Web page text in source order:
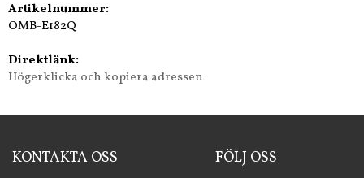
Artikelnummer:
OMB-E182Q
Direktlänk:
Högerklicka och kopiera adressen
KONTAKTA OSS FÖLJ OSS